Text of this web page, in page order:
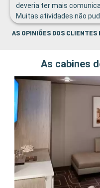
deveria ter mais
Muitas atividades não
não tivesse inglês fluente.
AS OPINIÕES DOS CLIENTES
As cabines